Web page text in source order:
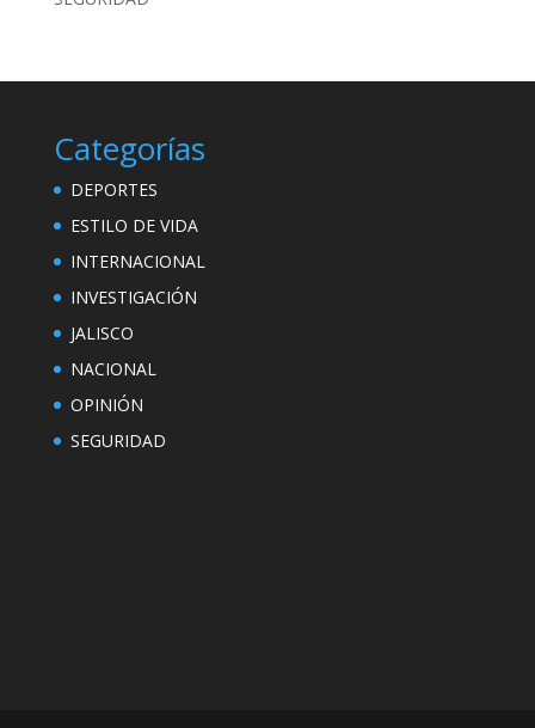
Categorías
DEPORTES
ESTILO DE VIDA
INTERNACIONAL
INVESTIGACIÓN
JALISCO
NACIONAL
OPINIÓN
SEGURIDAD